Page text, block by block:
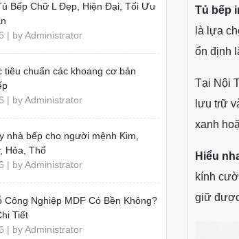
Tủ bếp
là lựa
ổn định
Tại Nội
lưu trữ
xanh
Hiểu
kính
giữ
Bếp Chữ L Đẹp, Hiện Đại, Tối Ưu
| by Administrator
tiêu chuẩn các khoang cơ bản
| by Administrator
nhà bếp cho người mệnh Kim,
Hỏa, Thổ
| by Administrator
Công Nghiệp MDF Có Bền Không?
Tiết
| by Administrator